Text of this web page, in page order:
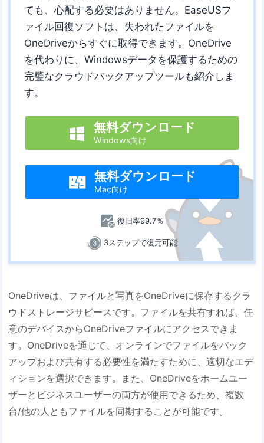
ても、心配する必要はありません。EaseUSフ
ァイル回復ソフトは、失われたファイルを
OneDriveからすぐに取得できます。OneDrive
を代わりに、Windowsデータを保護するための
完璧なクラウドバックアップツールも紹介しま
す。
 無料ダウンロード
Windows向け
 無料ダウンロード
Mac向け
復旧率99.7％
3ステップで復元可能
OneDriveは、ファイルと写真をOneDriveに保存するクラ
ウドストレージサビースです。ファイルを共有すれば、任
意のデバイスからOneDriveファイルにアクセスできま
す。OneDriveを通じて、オンラインでファイルをバック
アップおよび共有する必要性を満たすために、適切なエデ
ィションを選択できます。また、OneDriveをホームユー
ザーとビジネスユーザーの両方が使用できるため、複数
台/他の人ともファイルを同期することが可能です。